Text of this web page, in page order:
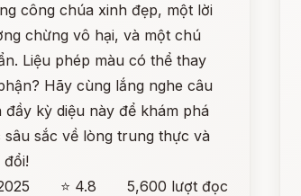
công chúa xinh đẹp, một lời
chừng vô hại, và một chú
Liệu phép màu có thể thay
Hãy cùng lắng nghe câu
đầy kỳ diệu này để khám phá
sâu sắc về lòng trung thực và
đổi!
⭐ 4.8
5,600 lượt đọc